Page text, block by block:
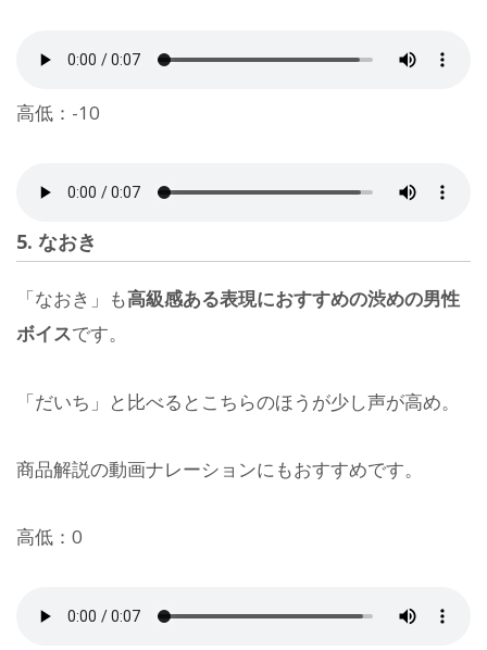
高低：-10
5. なおき
「なおき」も高級感ある表現におすすめの渋めの男性
ボイスです。
「だいち」と比べるとこちらのほうが少し声が高め。
商品解説の動画ナレーションにもおすすめです。
高低：0